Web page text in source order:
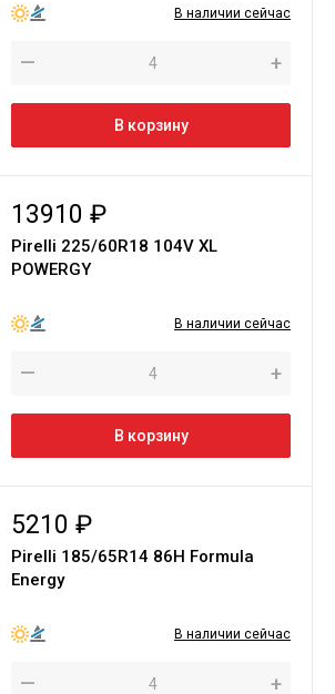
В наличии сейчас
— +
В корзину
13910 ₽
Pirelli 225/60R18 104V XL
POWERGY
В наличии сейчас
— +
В корзину
5210 ₽
Pirelli 185/65R14 86H Formula
Energy
В наличии сейчас
— +